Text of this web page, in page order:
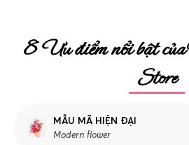
8 Ưu điểm nổi bật
Store
MẪU MÃ HIỆN ĐẠI
Modern flower